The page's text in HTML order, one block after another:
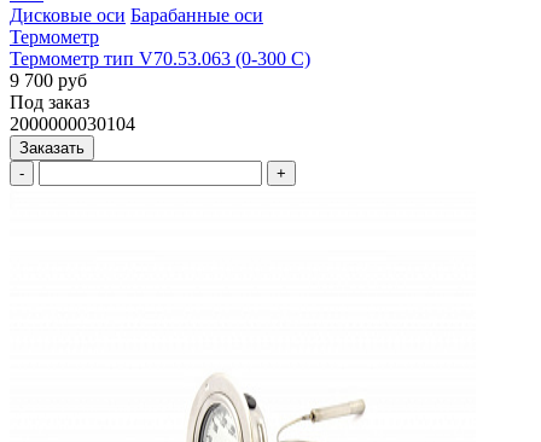
Дисковые оси Барабанные оси
Термометр
Термометр тип V70.53.063 (0-300 С)
9 700 руб
Под заказ
2000000030104
Заказать
-
+